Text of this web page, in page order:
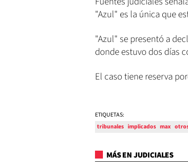
"Azul" es la única que
"Azul" se presentó a
donde estuvo dos días
El caso tiene reserva
ETIQUETAS:
tribunales implicados max
MÁS EN JUDICIALES